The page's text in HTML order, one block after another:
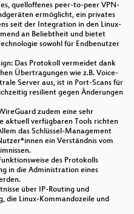
quelloffenes peer-to-peer VPN-
ermöglicht, ein privates
seit der Integration in den Linux-
an Beliebtheit und bietet
sowohl für Endbenutzer
Das Protokoll vermeidet dank
Übertragungen wie z.B. Voice-
Server aus, ist in Port-Scans für
resilient gegen Änderungen
zudem eine sehr
aktuell verfügbaren Tools richten
das Schlüssel-Management
ein Verständnis vom
des Protokolls
in die Administration eines
über IP-Routing und
die Linux-Kommandozeile und